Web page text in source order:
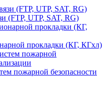
(FTP, UTP, SAT, RG)
прокладки (КГ, КГхл)
пожарной безопасности